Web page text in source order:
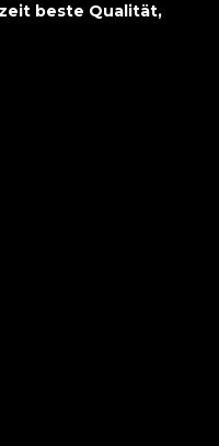
beste Qualität,